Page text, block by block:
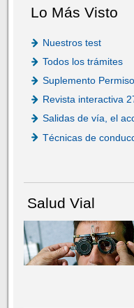
Lo Más Visto
Nuestros test
Todos los trámites
Suplemento
Revista interactiva
Salidas de vía, el
Técnicas de
Salud Vial